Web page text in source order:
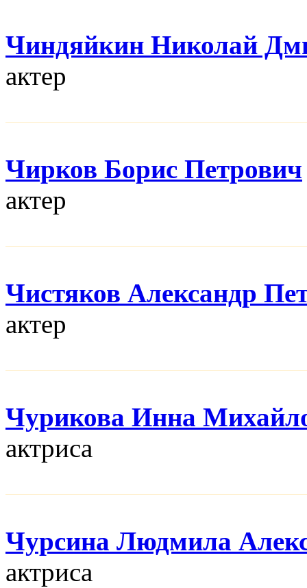
Чиндяйкин Николай
актер
Чирков Борис Петрович
актер
Чистяков Александр
актер
Чурикова Инна
актриса
Чурсина Людмила
актриса